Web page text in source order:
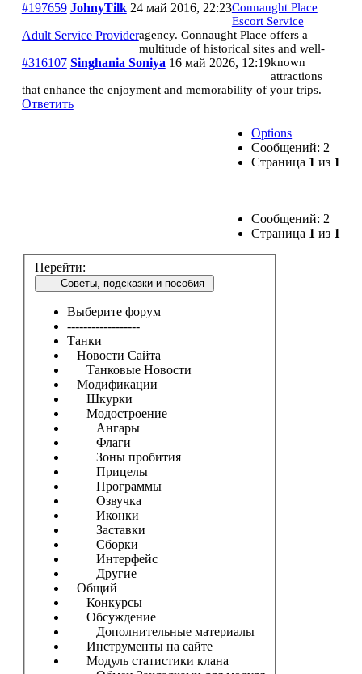
#197659 JohnyTilk 24 май 2016, 22:23
Adult Service Provider
#316107 Singhania Soniya 16 май 2026, 12:19
Connaught Place
Escort Service
agency. Connaught Place offers a
multitude of historical sites and well-
known
attractions
that enhance the enjoyment and memorability of your trips.
Ответить
Options
Сообщений: 2
Страница 1 из 1
Сообщений: 2
Страница 1 из 1
Перейти:
Советы, подсказки и пособия
Выберите форум
------------------
Танки
Новости Сайта
Танковые Новости
Модификации
Шкурки
Модостроение
Ангары
Флаги
Зоны пробития
Прицелы
Программы
Озвучка
Иконки
Заставки
Сборки
Интерфейс
Другие
Общий
Конкурсы
Обсуждение
Дополнительные материалы
Инструменты на сайте
Модуль статистики клана